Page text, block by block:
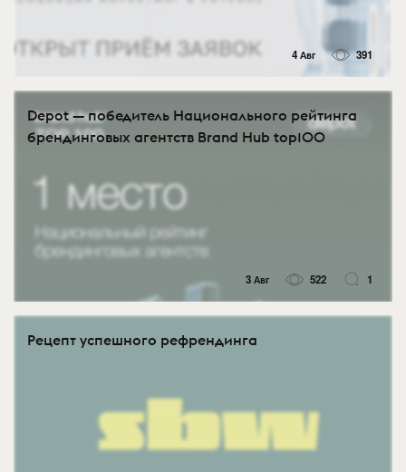
4 Авг 391
Depot — победитель Национального рейтинга
брендинговых агентств Brand Hub top100
3 Авг 522 1
Рецепт успешного рефрендинга